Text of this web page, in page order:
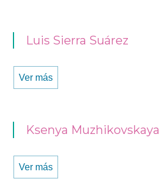
Luis Sierra Suárez
Ver más
Ksenya Muzhikovskaya
Ver más